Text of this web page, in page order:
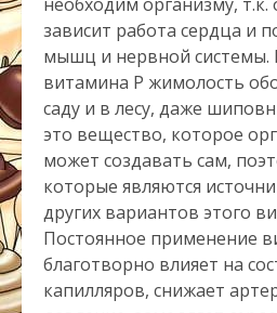
зависит работа сердца и
мышц и нервной системы.
витамина Р жимолость
саду и в лесу, даже
это вещество, которое
может создавать сам,
которые являются
других вариантов этого
Постоянное применение
благотворно влияет на
капилляров, снижает